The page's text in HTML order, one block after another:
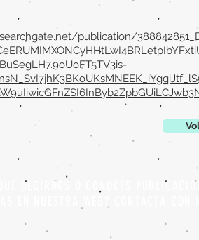
publication/
DECIRNOS O CONOCES